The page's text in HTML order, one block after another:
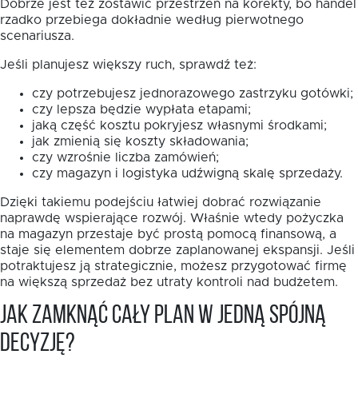
Dobrze jest też zostawić przestrzeń na korekty, bo handel
rzadko przebiega dokładnie według pierwotnego
scenariusza.
Jeśli planujesz większy ruch, sprawdź też:
czy potrzebujesz jednorazowego zastrzyku gotówki;
czy lepsza będzie wypłata etapami;
jaką część kosztu pokryjesz własnymi środkami;
jak zmienią się koszty składowania;
czy wzrośnie liczba zamówień;
czy magazyn i logistyka udźwigną skalę sprzedaży.
Dzięki takiemu podejściu łatwiej dobrać rozwiązanie
naprawdę wspierające rozwój. Właśnie wtedy pożyczka
na magazyn przestaje być prostą pomocą finansową, a
staje się elementem dobrze zaplanowanej ekspansji. Jeśli
potraktujesz ją strategicznie, możesz przygotować firmę
na większą sprzedaż bez utraty kontroli nad budżetem.
Jak zamknąć cały plan w jedną spójną
decyzję?